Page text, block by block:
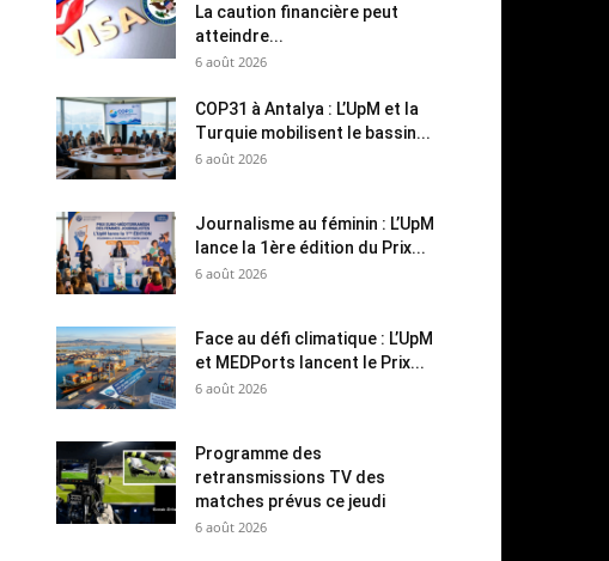
La caution financière peut
atteindre...
6 août 2026
COP31 à Antalya : L’UpM et la
Turquie mobilisent le bassin...
6 août 2026
Journalisme au féminin : L’UpM
lance la 1ère édition du Prix...
6 août 2026
Face au défi climatique : L’UpM
et MEDPorts lancent le Prix...
6 août 2026
Programme des
retransmissions TV des
matches prévus ce jeudi
6 août 2026